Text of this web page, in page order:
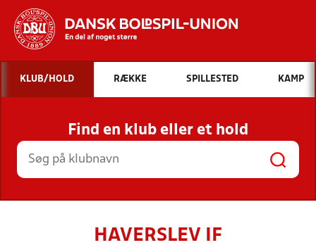
Hvad vil du søge efter?
INDHOLD OG NYHEDER
STILLINGER, RESULTATER, KLUBBER OG
HOLD
KLUB/HOLD RÆKKE SPILLESTED KAMP
Find en klub eller et hold
HAVERSLEV IF